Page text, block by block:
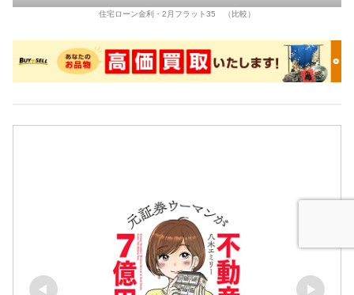
住宅ローン金利・2月フラット35 （比較）